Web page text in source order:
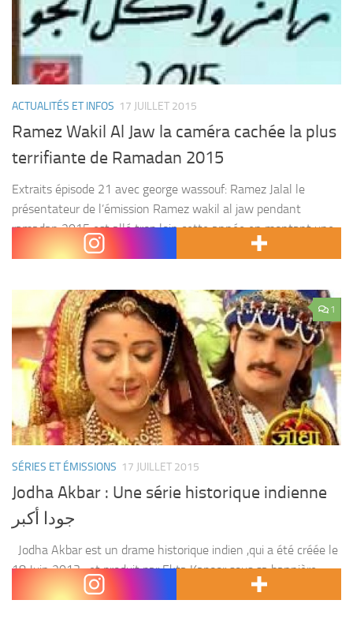
ACTUALITÉS ET INFOS 17 JUILLET 2015
Ramez Wakil Al Jaw la caméra cachée la plus
terrifiante de Ramadan 2015
Extraits épisode 21 avec george wassouf: Ramez Jalal le
présentateur de l’émission Ramez wakil al jaw pendant
ramadan 2015 est allé trop loin cette année en montant une
caméra cachée qui fait semblant qu’un...
1
SÉRIES ET ÉMISSIONS 17 JUILLET 2015
Jodha Akbar : Une série historique indienne
جودا أكبر
Jodha Akbar est un drame historique indien ,qui a été créée le
18 Juin 2013 , et produit par Ekta Kapoor sous sa bannière
Balaji Telefilms. C’est un drame épique traitant une histoire...